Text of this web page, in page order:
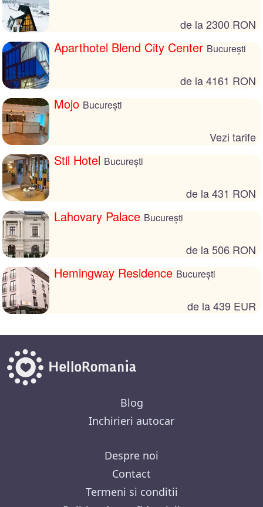
de la 2300 RON
Aparthotel Blend City Center București
de la 4161 RON
Mojo București
Vezi tarife
Stil Hotel București
de la 431 RON
Lahovary Palace București
de la 506 RON
Hemingway Residence București
de la 439 EUR
Blog
Inchirieri autocar
Despre noi
Contact
Termeni si conditii